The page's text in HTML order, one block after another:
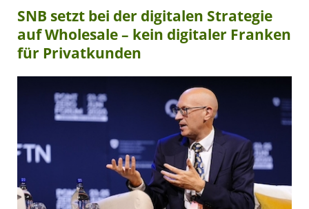
SNB setzt bei der digitalen Strategie
auf Wholesale – kein digitaler Franken
für Privatkunden